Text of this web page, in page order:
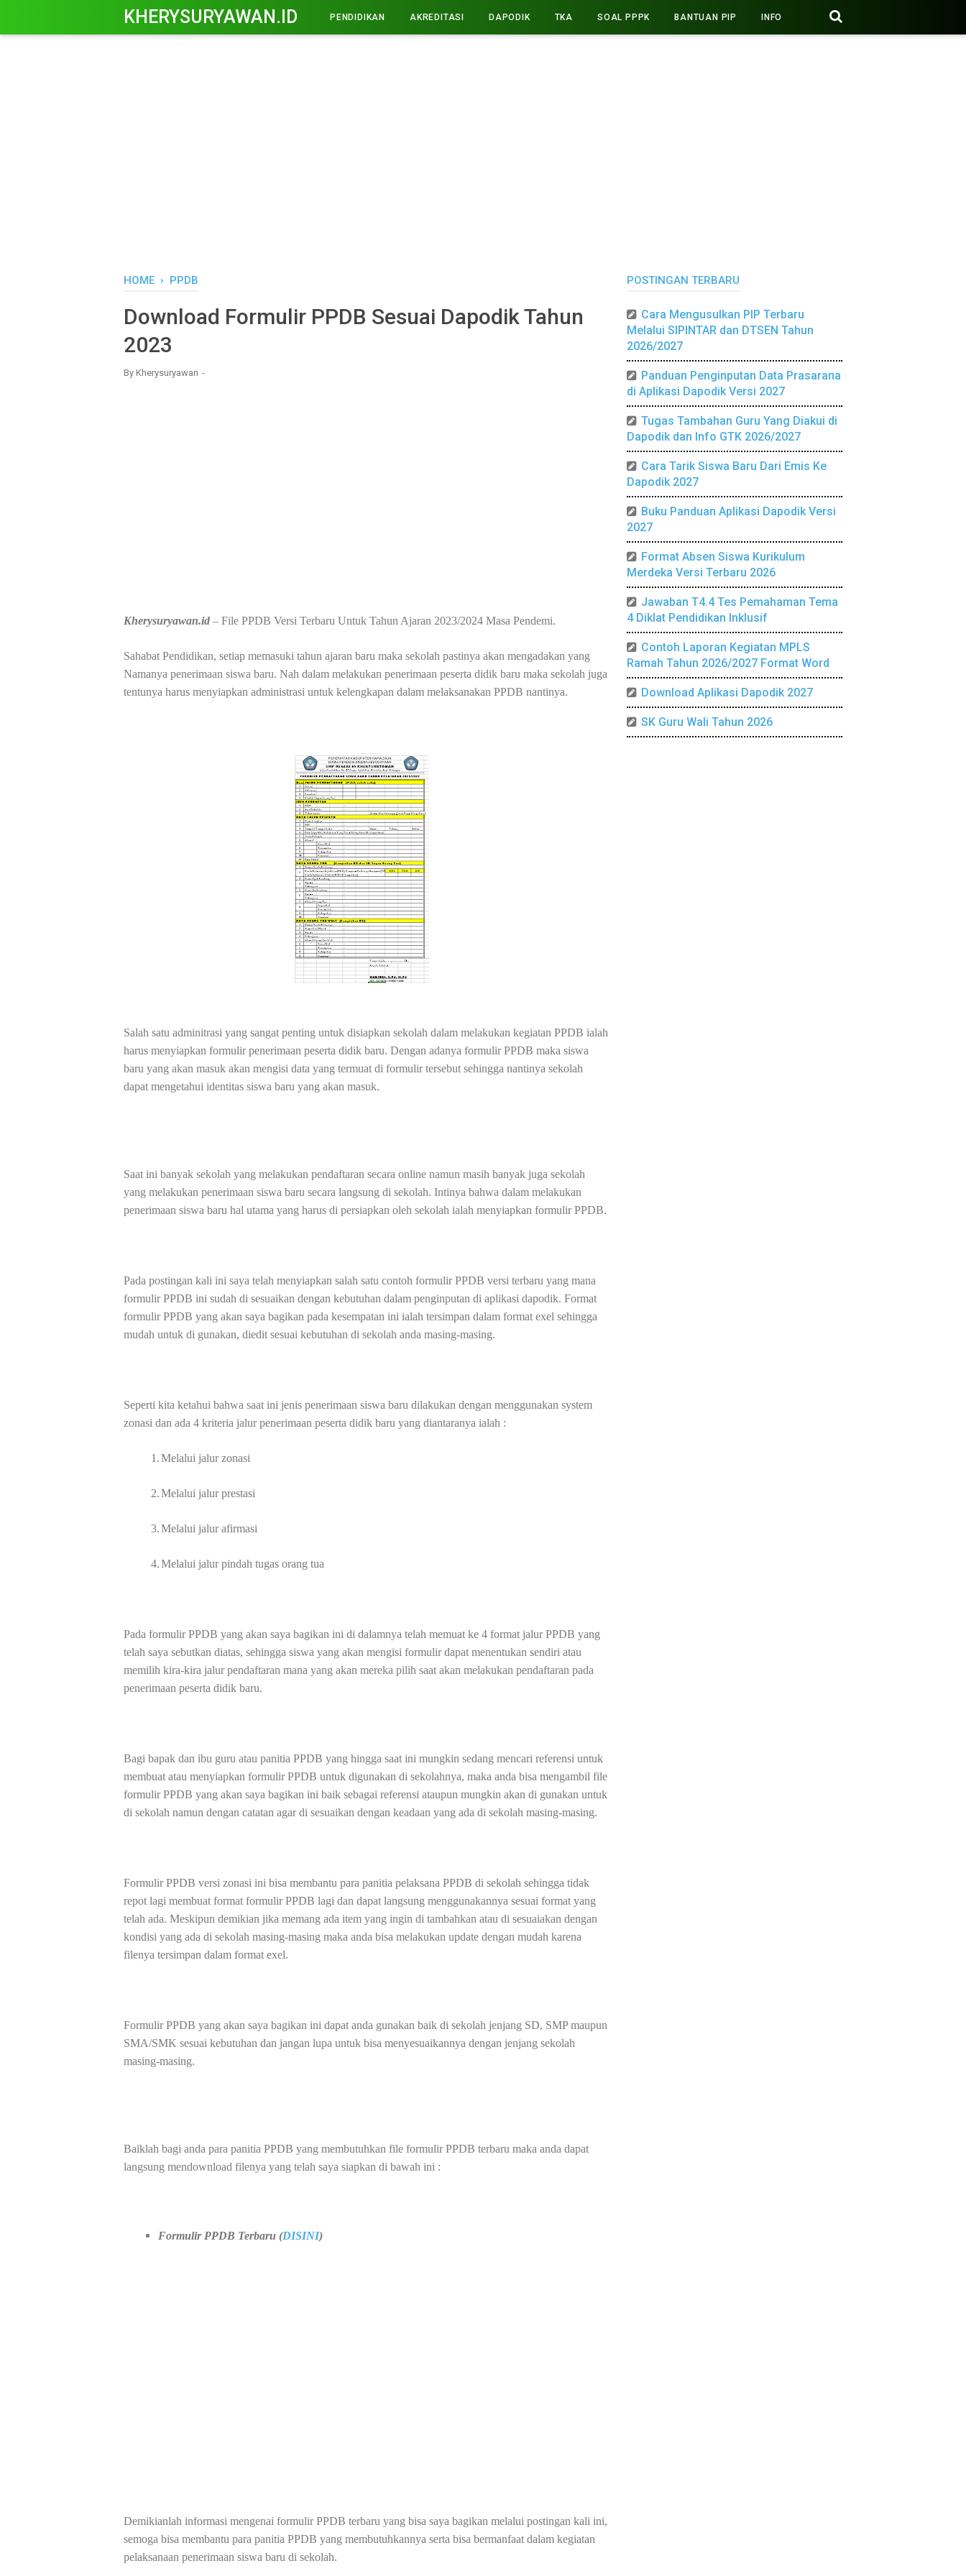
KHERYSURYAWAN.ID PENDIDIKAN AKREDITASI DAPODIK TKA SOAL PPPK BANTUAN PIP INFO
HOME › PPDB
Download Formulir PPDB Sesuai Dapodik Tahun
2023
By Kherysuryawan
Kherysuryawan.id – File PPDB Versi Terbaru Untuk Tahun Ajaran 2023/2024 Masa Pendemi.
Sahabat Pendidikan, setiap memasuki tahun ajaran baru maka sekolah pastinya akan mengadakan yang
Namanya penerimaan siswa baru. Nah dalam melakukan penerimaan peserta didik baru maka sekolah juga
tentunya harus menyiapkan administrasi untuk kelengkapan dalam melaksanakan PPDB nantinya.
Salah satu adminitrasi yang sangat penting untuk disiapkan sekolah dalam melakukan kegiatan PPDB ialah
harus menyiapkan formulir penerimaan peserta didik baru. Dengan adanya formulir PPDB maka siswa
baru yang akan masuk akan mengisi data yang termuat di formulir tersebut sehingga nantinya sekolah
dapat mengetahui identitas siswa baru yang akan masuk.
Saat ini banyak sekolah yang melakukan pendaftaran secara online namun masih banyak juga sekolah
yang melakukan penerimaan siswa baru secara langsung di sekolah. Intinya bahwa dalam melakukan
penerimaan siswa baru hal utama yang harus di persiapkan oleh sekolah ialah menyiapkan formulir PPDB.
Pada postingan kali ini saya telah menyiapkan salah satu contoh formulir PPDB versi terbaru yang mana
formulir PPDB ini sudah di sesuaikan dengan kebutuhan dalam penginputan di aplikasi dapodik. Format
formulir PPDB yang akan saya bagikan pada kesempatan ini ialah tersimpan dalam format exel sehingga
mudah untuk di gunakan, diedit sesuai kebutuhan di sekolah anda masing-masing.
Seperti kita ketahui bahwa saat ini jenis penerimaan siswa baru dilakukan dengan menggunakan system
zonasi dan ada 4 kriteria jalur penerimaan peserta didik baru yang diantaranya ialah :
1.Melalui jalur zonasi
2.Melalui jalur prestasi
3.Melalui jalur afirmasi
4.Melalui jalur pindah tugas orang tua
Pada formulir PPDB yang akan saya bagikan ini di dalamnya telah memuat ke 4 format jalur PPDB yang
telah saya sebutkan diatas, sehingga siswa yang akan mengisi formulir dapat menentukan sendiri atau
memilih kira-kira jalur pendaftaran mana yang akan mereka pilih saat akan melakukan pendaftaran pada
penerimaan peserta didik baru.
Bagi bapak dan ibu guru atau panitia PPDB yang hingga saat ini mungkin sedang mencari referensi untuk
membuat atau menyiapkan formulir PPDB untuk digunakan di sekolahnya, maka anda bisa mengambil file
formulir PPDB yang akan saya bagikan ini baik sebagai referensi ataupun mungkin akan di gunakan untuk
di sekolah namun dengan catatan agar di sesuaikan dengan keadaan yang ada di sekolah masing-masing.
Formulir PPDB versi zonasi ini bisa membantu para panitia pelaksana PPDB di sekolah sehingga tidak
repot lagi membuat format formulir PPDB lagi dan dapat langsung menggunakannya sesuai format yang
telah ada. Meskipun demikian jika memang ada item yang ingin di tambahkan atau di sesuaiakan dengan
kondisi yang ada di sekolah masing-masing maka anda bisa melakukan update dengan mudah karena
filenya tersimpan dalam format exel.
Formulir PPDB yang akan saya bagikan ini dapat anda gunakan baik di sekolah jenjang SD, SMP maupun
SMA/SMK sesuai kebutuhan dan jangan lupa untuk bisa menyesuaikannya dengan jenjang sekolah
masing-masing.
Baiklah bagi anda para panitia PPDB yang membutuhkan file formulir PPDB terbaru maka anda dapat
langsung mendownload filenya yang telah saya siapkan di bawah ini :
Formulir PPDB Terbaru (DISINI)
Demikianlah informasi mengenai formulir PPDB terbaru yang bisa saya bagikan melalui postingan kali ini,
semoga bisa membantu para panitia PPDB yang membutuhkannya serta bisa bermanfaat dalam kegiatan
pelaksanaan penerimaan siswa baru di sekolah.
POSTINGAN TERBARU
Cara Mengusulkan PIP Terbaru
Melalui SIPINTAR dan DTSEN Tahun
2026/2027
Panduan Penginputan Data Prasarana
di Aplikasi Dapodik Versi 2027
Tugas Tambahan Guru Yang Diakui di
Dapodik dan Info GTK 2026/2027
Cara Tarik Siswa Baru Dari Emis Ke
Dapodik 2027
Buku Panduan Aplikasi Dapodik Versi
2027
Format Absen Siswa Kurikulum
Merdeka Versi Terbaru 2026
Jawaban T4.4 Tes Pemahaman Tema
4 Diklat Pendidikan Inklusif
Contoh Laporan Kegiatan MPLS
Ramah Tahun 2026/2027 Format Word
Download Aplikasi Dapodik 2027
SK Guru Wali Tahun 2026